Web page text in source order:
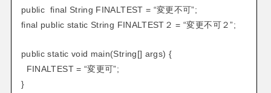
public final String FINALTEST = “変更不可”;
final public static String FINALTEST２ = “変更不可２”;
public static void main(String[] args) {
FINALTEST = “変更可”;
}